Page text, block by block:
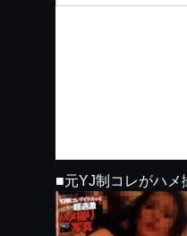
■元YJ制コレがハメ